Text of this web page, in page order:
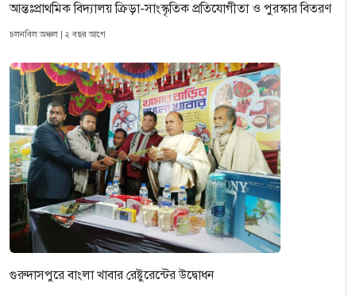
আন্তঃপ্রাথমিক বিদ্যালয় ক্রিড়া-সাংস্কৃতিক প্রতিযোগীতা ও পুরস্কার বিতরণ
চলনবিল অঞ্চল | ২ বছর আগে
গুরুদাসপুরে বাংলা খাবার রেষ্টুরেন্টের উদ্বোধন